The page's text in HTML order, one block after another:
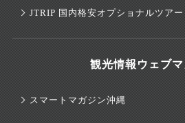
JTRIP 国内格安オプショナルツアー
観光情報ウェブ
スマートマガジン沖縄